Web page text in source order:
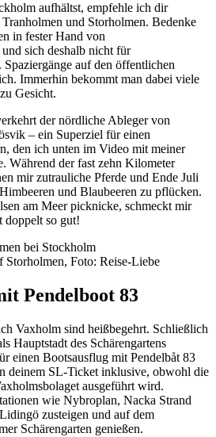
aufhältst, empfehle ich dir
und Storholmen. Bedenke
in fester Hand von
sich deshalb nicht für
auf den öffentlichen
Immerhin bekommt man dabei viele
Gesicht.
der nördliche Ableger von
– ein Superziel für einen
den ich unten im Video mit meiner
Während der fast zehn Kilometer
mir zutrauliche Pferde und Ende Juli
und Blaubeeren zu pflücken.
am Meer picknicke, schmeckt mir
doppelt so gut!
Storholmen, Foto: Reise-Liebe
Pendelboot 83
Vaxholm sind heißbegehrt. Schließlich
Hauptstadt des Schärengartens
einen Bootsausflug mit Pendelbåt 83
deinem SL-Ticket inklusive, obwohl die
ausgeführt wird.
wie Nybroplan, Nacka Strand
zusteigen und auf dem
Schärengarten genießen.